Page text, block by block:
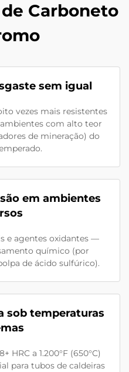
Carboneto
sem igual
vezes mais resistentes
com alto teor
de mineração) do
em ambientes
e agentes oxidantes —
químico (por
de ácido sulfúrico).
sob temperaturas
HRC a 1.200°F (650°C)
para tubos de caldeiras